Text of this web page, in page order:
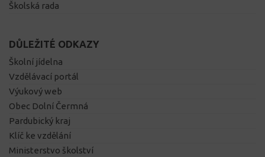
Školská rada
DŮLEŽITÉ ODKAZY
Školní jídelna
Vzdělávací portál
Výukový web
Obec Dolní Čermná
Pardubický kraj
Klíč ke vzdělání
Ministerstvo školství